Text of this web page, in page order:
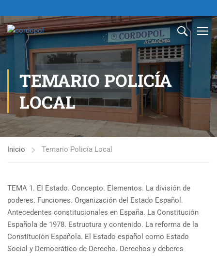
TEMARIO POLICÍA
LOCAL
Inicio Temario Policía Local
TEMA 1. El Estado. Concepto. Elementos. La división de
poderes. Funciones. Organización del Estado Español.
Antecedentes constitucionales en España. La Constitución
Española de 1978. Estructura y contenido. La reforma de la
Constitución Española. El Estado español como Estado
Social y Democrático de Derecho. Derechos y deberes